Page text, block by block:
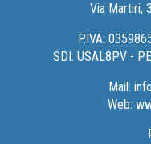
Via Martiri,
P.IVA:
SDI: USAL8PV -
Mail:
Web: